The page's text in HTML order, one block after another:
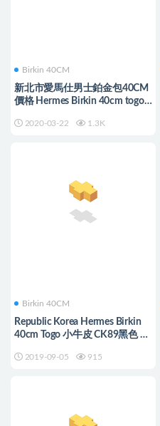
Birkin 40CM
新北市愛馬仕男士鉑金包40CM
價格 Hermes Birkin 40cm togo
2020-03-22 1.3K
Birkin 40CM
Republic Korea Hermes Birkin
40cm Togo 小牛皮 CK89黑色 黑
2019-09-05 915